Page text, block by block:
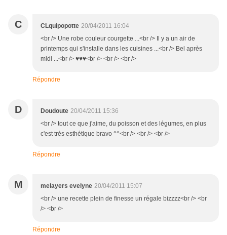
C CLquipopotte 20/04/2011 16:04
<br /> Une robe couleur courgette ...<br /> Il y a un air de
printemps qui s'installe dans les cuisines ...<br /> Bel après
midi ...<br /> ♥♥♥<br /> <br /> <br />
Répondre
D Doudoute 20/04/2011 15:36
<br /> tout ce que j'aime, du poisson et des légumes, en plus
c'est très esthétique bravo ^^<br /> <br /> <br />
Répondre
M melayers evelyne 20/04/2011 15:07
<br /> une recette plein de finesse un régale bizzzz<br /> <br
/> <br />
Répondre